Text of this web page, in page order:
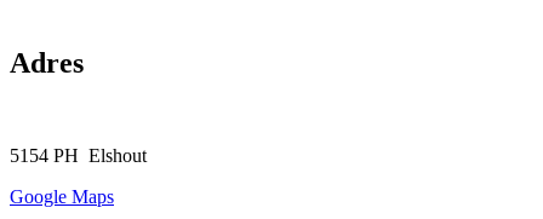
Adres
5154 PH Elshout
Google Maps